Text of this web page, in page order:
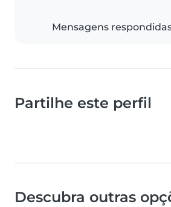
Mensagens
Partilhe este perfil
Descubra outras